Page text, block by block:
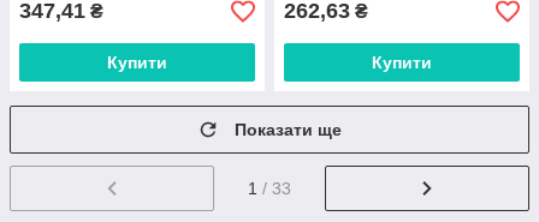
347,41 ₴
Купити
262,63 ₴
Купити
Показати ще
1 / 33